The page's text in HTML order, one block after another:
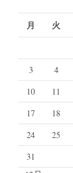
月 火
3
4
10
11
17
18
24
25
31